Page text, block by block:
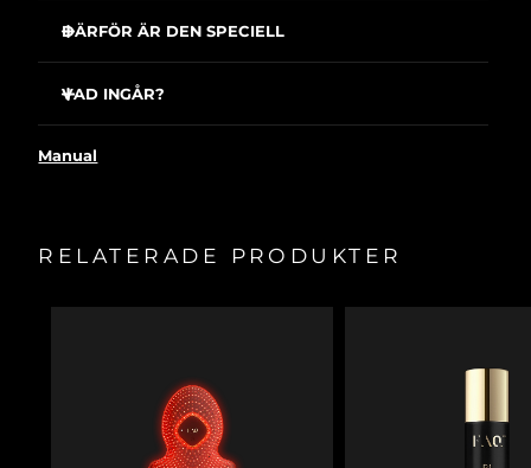
DÄRFÖR ÄR DEN SPECIELL
veckor.
Kliniskt bevisat att förbättra fasthet och elasticitet samt
VAD INGÅR?
FAQ™ Red Light Peptide Serum
Tillbehörsnecessär
Manual
RELATERADE PRODUKTER